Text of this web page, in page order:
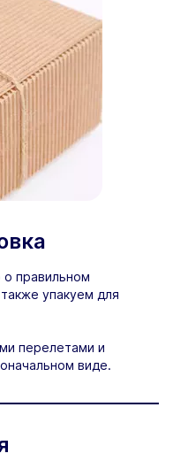
правильном
упакуем для
перелетами и
виде.